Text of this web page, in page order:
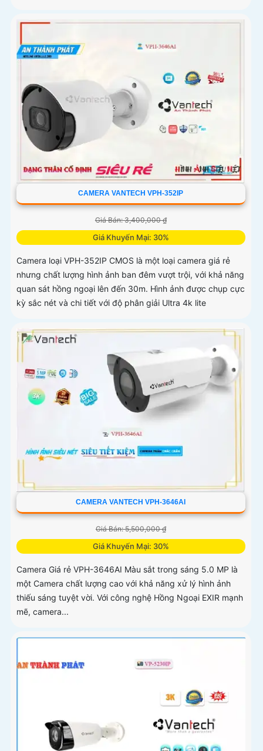
CAMERA VANTECH VPH-352IP
Giá Bán: 3,400,000 ₫
Giá Khuyến Mại: 30%
Camera loại VPH-352IP CMOS là một loại camera giá rẻ
nhưng chất lượng hình ảnh ban đêm vượt trội, với khả năng
quan sát hồng ngoại lên đến 30m. Hình ảnh được chụp cực
kỳ sắc nét và chi tiết với độ phân giải Ultra 4k lite
CAMERA VANTECH VPH-3646AI
Giá Bán: 5,500,000 ₫
Giá Khuyến Mại: 30%
Camera Giá rẻ VPH-3646AI Màu sắt trong sáng 5.0 MP là
một Camera chất lượng cao với khả năng xử lý hình ảnh
thiếu sáng tuyệt vời. Với công nghệ Hồng Ngoại EXIR mạnh
mẽ, camera...